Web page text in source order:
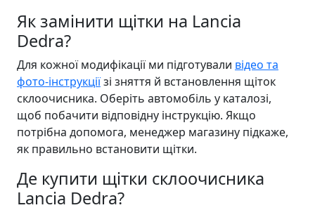
Як замінити щітки на Lancia
Dedra?
Для кожної модифікації ми підготували відео та
фото-інструкціїзі зняття й встановлення щіток
склоочисника. Оберіть автомобіль у каталозі,
щоб побачити відповідну інструкцію. Якщо
потрібна допомога, менеджер магазину підкаже,
як правильно встановити щітки.
Де купити щітки склоочисника
Lancia Dedra?